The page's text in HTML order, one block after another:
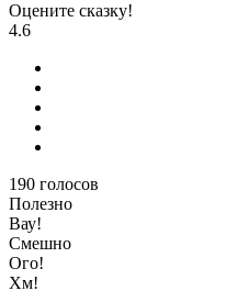
Оцените сказку!
4.6
190 голосов
Полезно
Вау!
Смешно
Ого!
Хм!